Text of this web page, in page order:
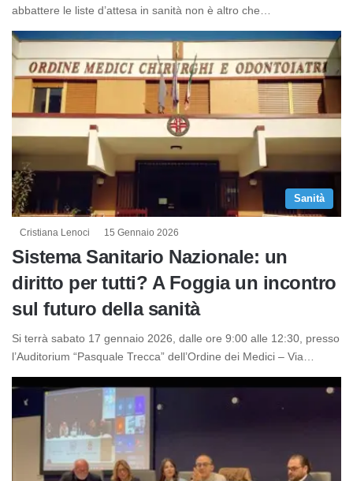
abbattere le liste d’attesa in sanità non è altro che…
Sanità
Cristiana Lenoci 15 Gennaio 2026
Sistema Sanitario Nazionale: un
diritto per tutti? A Foggia un incontro
sul futuro della sanità
Si terrà sabato 17 gennaio 2026, dalle ore 9:00 alle 12:30, presso
l’Auditorium “Pasquale Trecca” dell’Ordine dei Medici – Via…